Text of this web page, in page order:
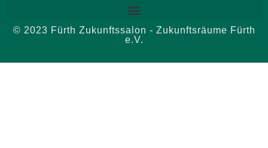
© 2023 Fürth Zukunftssalon - Zukunftsräume Fürth
e.V.